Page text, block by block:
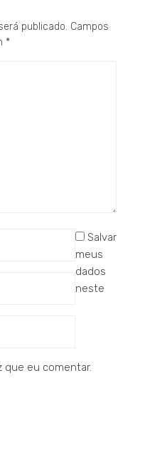
publicado. Campos
*
Salvar
meus
dados
neste
que eu comentar.